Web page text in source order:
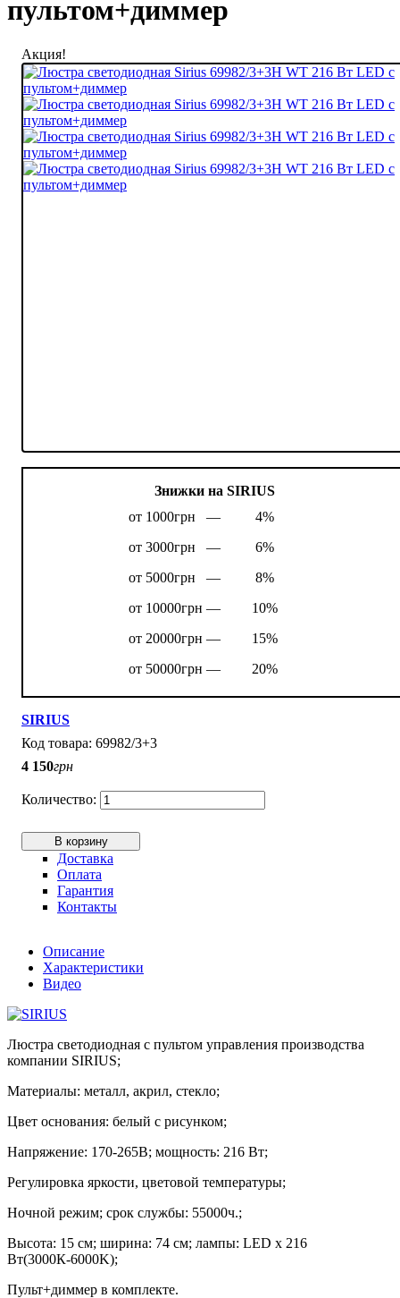
пультом+диммер
Акция!
Знижки на SIRIUS
от 1000грн —
4%
от 3000грн —
6%
от 5000грн —
8%
от 10000грн —
10%
от 20000грн —
15%
от 50000грн —
20%
SIRIUS
69982/3+3
4 150грн
В корзину
Доставка
Оплата
Гарантия
Контакты
Описание
Характеристики
Видео
Люстра светодиодная с пультом управления производства
компании SIRIUS;
Материалы: металл, акрил, стекло;
Цвет основания: белый с рисунком;
Напряжение: 170-265В; мощность: 216 Вт;
Регулировка яркости, цветовой температуры;
Ночной режим; срок службы: 55000ч.;
Высота: 15 см; ширина: 74 см; лампы: LED х 216
Вт(3000К-6000K);
Пульт+диммер в комплекте.